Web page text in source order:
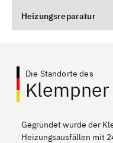
Heizungsreparatur
Die Standorte des
Gegründet wurde der
Heizungsausfällen mit